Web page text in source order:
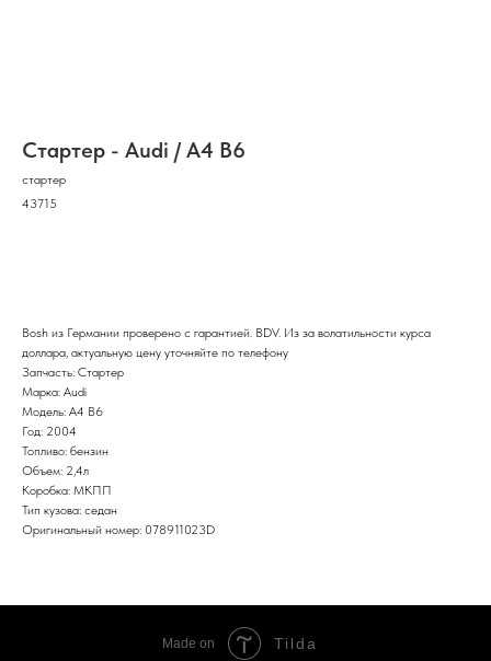
Стартер - Audi / A4 B6
стартер
43715
Bosh из Германии проверено с гарантией. BDV. Из за волатильности курса
доллара, актуальную цену уточняйте по телефону
Запчасть: Стартер
Марка: Audi
Модель: A4 B6
Год: 2004
Топливо: бензин
Объем: 2,4л
Коробка: МКПП
Тип кузова: седан
Оригинальный номер: 078911023D
Made on Tilda